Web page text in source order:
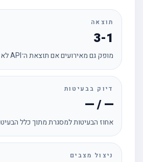
תוצאה
3-1
מופק גם מאירועים אם תוצאת ה־API לא זמינה
דיוק בבעיטות
— / —
אחוז הבעיטות למסגרת מתוך כלל הבעיטות
ניצול מצבים